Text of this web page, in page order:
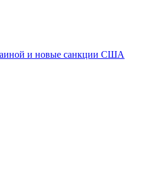
и новые санкции США